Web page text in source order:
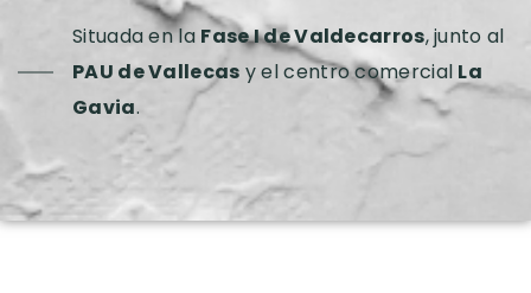
Situada en la Fase I de Valdecarros, junto al
PAU de Vallecas y el centro comercial La
Gavia.